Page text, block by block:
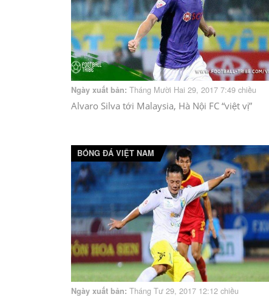
Ngày xuất bản: Tháng Mười Hai 29, 2017 7:49 chiều
Alvaro Silva tới Malaysia, Hà Nội FC “việt vị”
BÓNG ĐÁ VIỆT NAM
Ngày xuất bản: Tháng Tư 29, 2017 12:12 chiều